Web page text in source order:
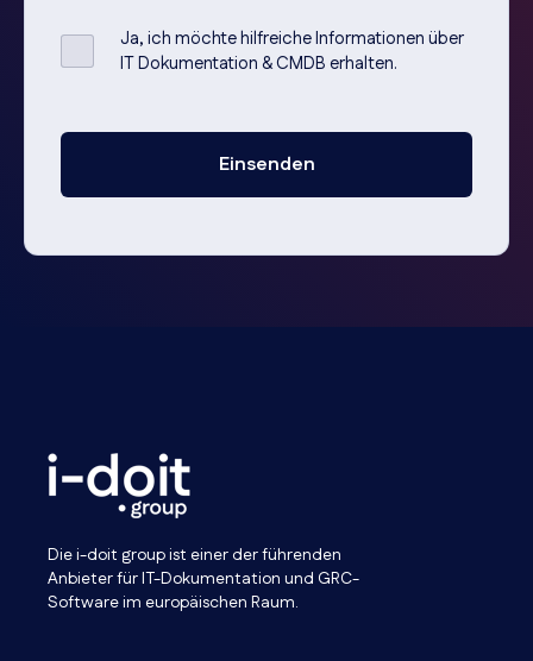
Ja, ich möchte hilfreiche Informationen über
IT Dokumentation & CMDB erhalten.
Die i-doit group ist einer der führenden
Anbieter für IT-Dokumentation und GRC-
Software im europäischen Raum.